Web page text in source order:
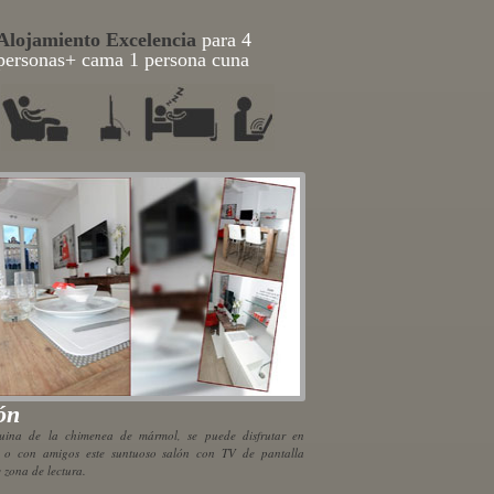
Excelencia para 4
+ cama 1 persona cuna
de la chimenea de mármol, se puede disfrutar en
con amigos este suntuoso salón con TV de pantalla
de lectura.